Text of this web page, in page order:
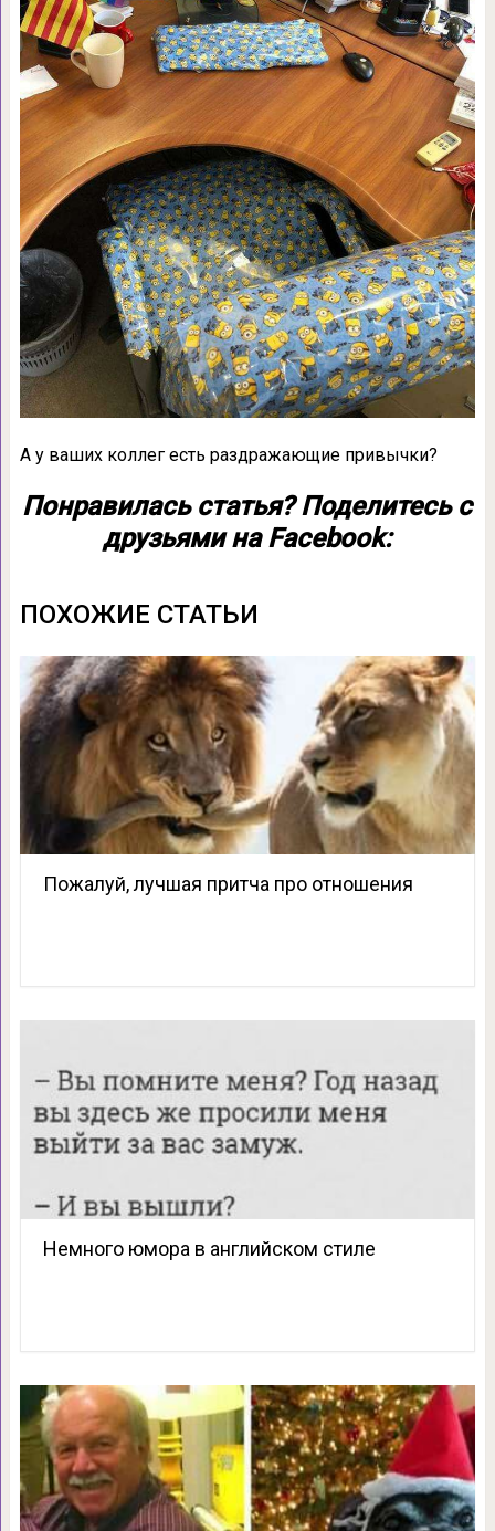
А у ваших коллег есть раздражающие привычки?
Понравилась статья? Поделитесь с
друзьями на Facebook:
ПОХОЖИЕ СТАТЬИ
Пожалуй, лучшая притча про отношения
Немного юмора в английском стиле